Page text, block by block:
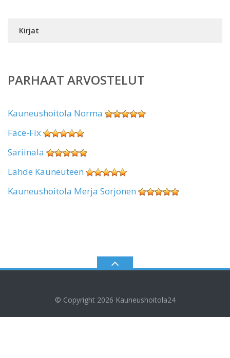
Kirjat
PARHAAT ARVOSTELUT
Kauneushoitola Norma
Face-Fix
Sariinala
Lähde Kauneuteen
Kauneushoitola Merja Sorjonen
© Copyright 2026 Kauneushoitola24